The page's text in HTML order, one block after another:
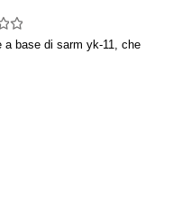
a base di sarm yk-11, che